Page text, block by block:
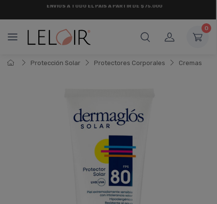
0
Protección Solar Protectores Corporales Cremas